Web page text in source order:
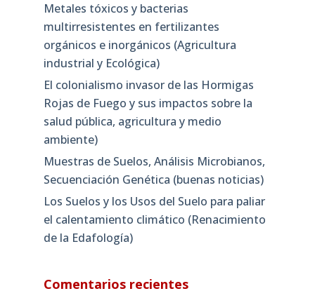
Metales tóxicos y bacterias
multirresistentes en fertilizantes
orgánicos e inorgánicos (Agricultura
industrial y Ecológica)
El colonialismo invasor de las Hormigas
Rojas de Fuego y sus impactos sobre la
salud pública, agricultura y medio
ambiente)
Muestras de Suelos, Análisis Microbianos,
Secuenciación Genética (buenas noticias)
Los Suelos y los Usos del Suelo para paliar
el calentamiento climático (Renacimiento
de la Edafología)
Comentarios recientes